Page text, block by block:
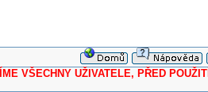
UŽIVATELE, PŘED